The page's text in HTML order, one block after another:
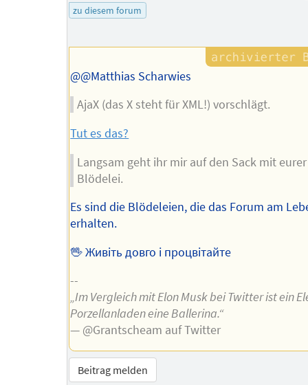
zu diesem forum
@@Matthias Scharwies
AjaX (das X steht für XML!) vorschlägt.
Tut es das?
Langsam geht ihr mir auf den Sack mit
Blödelei.
Es sind die Blödeleien, die das Forum am
erhalten.
🖖 Живіть довго і процвітайте
--
„Im Vergleich mit Elon Musk bei Twitter ist ein
Porzellanladen eine Ballerina.“
— @Grantscheam auf Twitter
Beitrag melden